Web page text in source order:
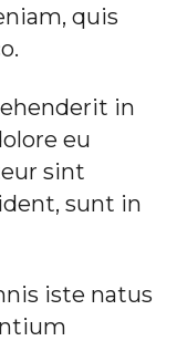
quis
in
eu
sint
sunt in
iste natus